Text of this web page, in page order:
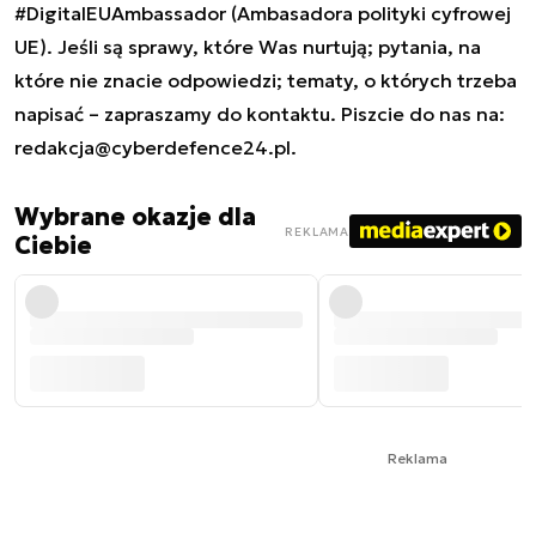
#DigitalEUAmbassador (Ambasadora polityki cyfrowej
UE). Jeśli są sprawy, które Was nurtują; pytania, na
które nie znacie odpowiedzi; tematy, o których trzeba
napisać – zapraszamy do kontaktu. Piszcie do nas na:
redakcja@cyberdefence24.pl.
Wybrane okazje dla
Ciebie
REKLAMA
Reklama